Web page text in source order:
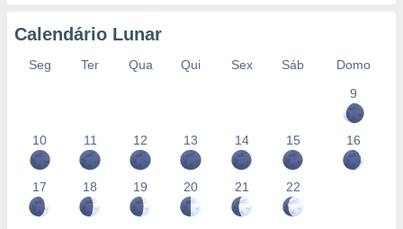
Calendário Lunar
Seg Ter Qua Qui Sex Sáb
Domo
9
10 11 12 13 14 15 16
17 18 19 20 21 22